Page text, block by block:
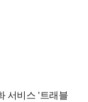
서비스 '트래블